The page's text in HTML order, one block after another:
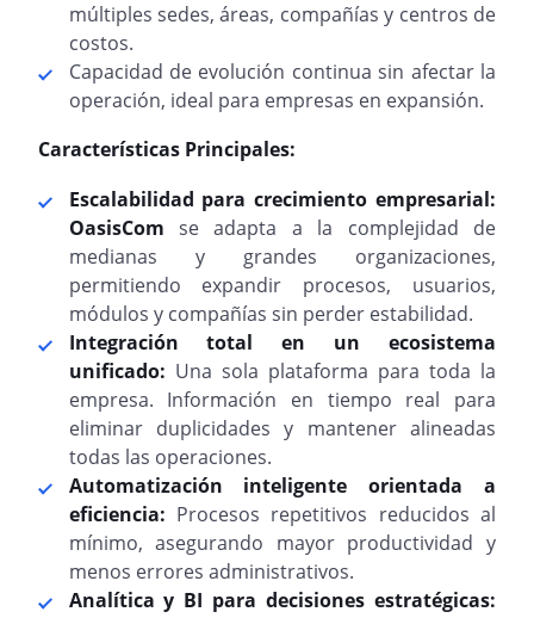
múltiples sedes, áreas, compañías y centros de
costos.
Capacidad de evolución continua sin afectar la
operación, ideal para empresas en expansión.
Características Principales:
Escalabilidad para crecimiento empresarial:
OasisCom se adapta a la complejidad de
medianas y grandes organizaciones,
permitiendo expandir procesos, usuarios,
módulos y compañías sin perder estabilidad.
Integración total en un ecosistema
unificado: Una sola plataforma para toda la
empresa. Información en tiempo real para
eliminar duplicidades y mantener alineadas
todas las operaciones.
Automatización inteligente orientada a
eficiencia: Procesos repetitivos reducidos al
mínimo, asegurando mayor productividad y
menos errores administrativos.
Analítica y BI para decisiones estratégicas: